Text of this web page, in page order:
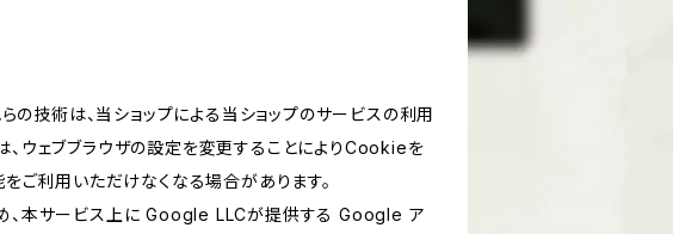
の技術は、当ショップによる当ショップのサービスの利用
ウェブブラウザの設定を変更することによりCookieを
ご利用いただけなくなる場合があります。
め、本サービス上に Google LLCが提供する Google ア